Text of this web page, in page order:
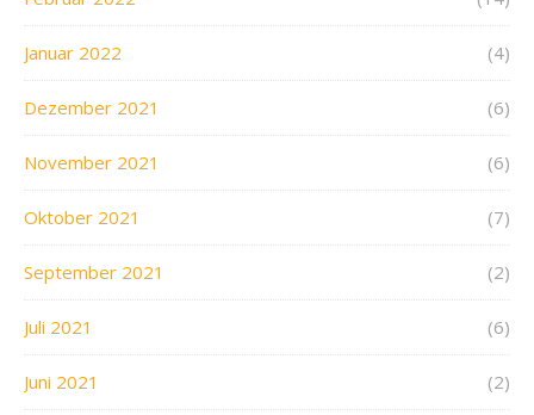
Januar 2022 (4)
Dezember 2021 (6)
November 2021 (6)
Oktober 2021 (7)
September 2021 (2)
Juli 2021 (6)
Juni 2021 (2)